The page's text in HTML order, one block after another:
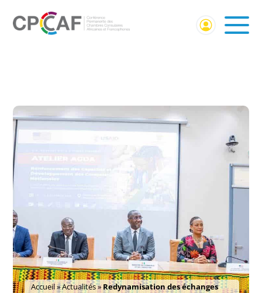
Accueil»Actualités»Redynamisation des échanges